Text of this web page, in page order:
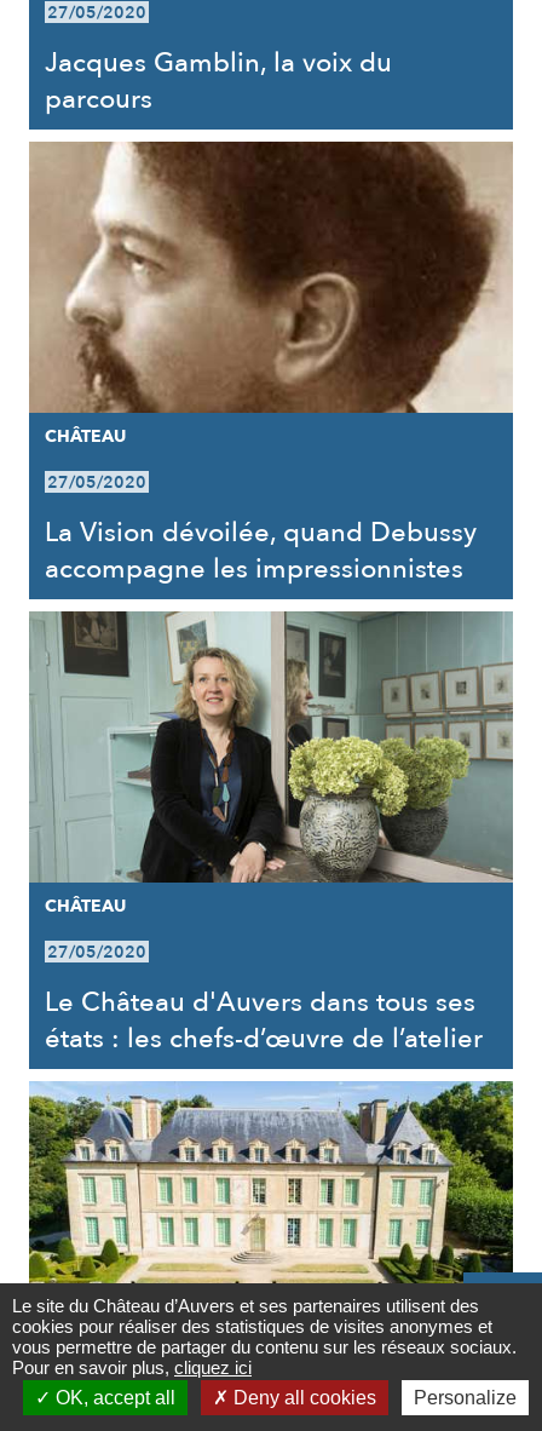
Contact

Newsletter
27/05/2020
Jacques Gamblin, la voix du
parcours
CHÂTEAU
27/05/2020
La Vision dévoilée, quand Debussy
accompagne les impressionnistes
CHÂTEAU
27/05/2020
Le Château d'Auvers dans tous ses
états : les chefs-d’œuvre de l’atelier
CHÂTEAU
27/05/2020
Le site du Château d’Auvers et ses partenaires utilisent des
cookies pour réaliser des statistiques de visites anonymes et
vous permettre de partager du contenu sur les réseaux sociaux.
Pour en savoir plus, cliquez ici
OK, accept all
Deny all cookies Personalize